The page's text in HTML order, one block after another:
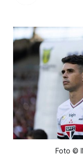
Foto ©